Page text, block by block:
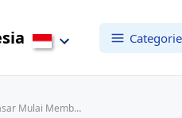
/ Sentimen Pasar Mulai Membaik, Bittime Tekankan Pentingnya Literasi